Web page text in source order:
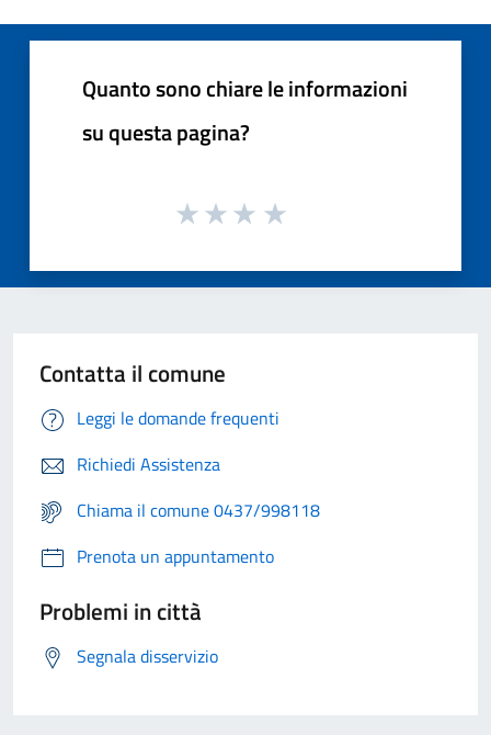
Quanto sono chiare le informazioni
su questa pagina?
Contatta il comune
Leggi le domande frequenti
Richiedi Assistenza
Chiama il comune 0437/998118
Prenota un appuntamento
Problemi in città
Segnala disservizio